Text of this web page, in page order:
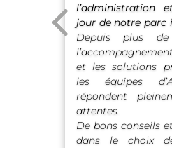
l’administration
jour de notre parc
Depuis plus
et les solutions
les équipes
répondent
attentes.
De bons conseils
dans le choix